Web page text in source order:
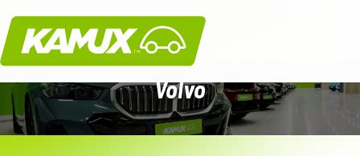
Kamux
Volvo